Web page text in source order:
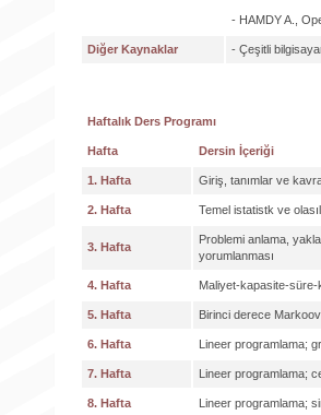
- HAMDY A.,
Diğer Kaynaklar - Çeşitli
Haftalık Ders Programı
Hafta Dersin İçeriği
1. Hafta Giriş, tanımlar ve
2. Hafta Temel istatistk ve
3. Hafta
Problemi anlama,
yorumlanması
4. Hafta Maliyet-kapasite-süre-
5. Hafta Birinci derece
6. Hafta Lineer programlama;
7. Hafta Lineer programlama;
8. Hafta Lineer programlama;